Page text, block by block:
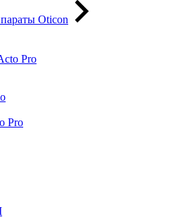
Oticon
Pro
Pro